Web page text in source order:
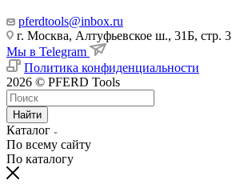
pferdtools@inbox.ru
г. Москва, Алтуфьевское ш., 31Б, стр. 3
Мы в Telegram
Политика конфиденциальности
2026 © PFERD Tools
Найти
Каталог
По всему сайту
По каталогу